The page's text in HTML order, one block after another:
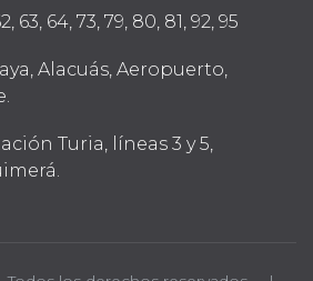
63, 64, 73, 79, 80, 81, 92, 95
Alacuás, Aeropuerto,
Turia, líneas 3 y 5,